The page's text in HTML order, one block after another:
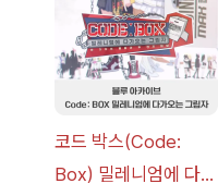
코드 박스(Code:
Box) 밀레니엄에 다가